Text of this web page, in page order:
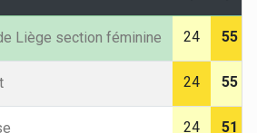
Liège section féminine 24 55
24 55
24 51